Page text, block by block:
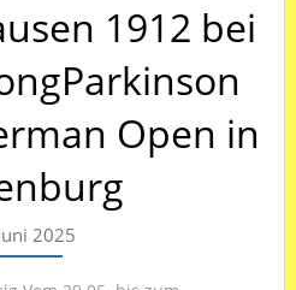
1912 bei
Open in
2025